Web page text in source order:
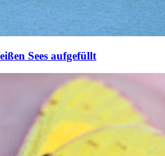
Sees aufgefüllt